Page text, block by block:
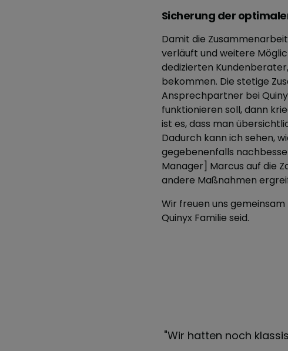
Sicherung der
Damit die
verläuft und weitere
dedizierten
bekommen. Die stetige
Ansprechpartner bei
funktionieren soll, dann
ist es, dass man
Dadurch kann ich sehen,
gegebenenfalls
Manager] Marcus auf die
andere Maßnahmen
Wir freuen uns
Quinyx Familie seid.
"Wir hatten noch